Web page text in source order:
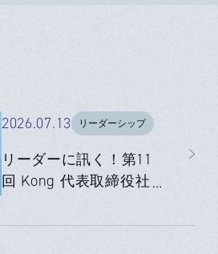
リーダーシップ
2026.07.13
リーダーに訊く！第11
回 Kong 代表取締役社
コンフォートゾーンを